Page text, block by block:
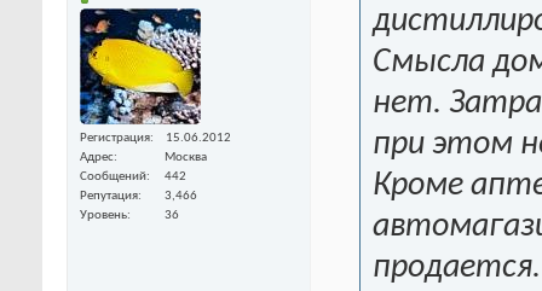
Регистрация
15.06.2012
Адрес
Москва
Сообщений
442
Репутация
3,466
Уровень
36
Смысла
нет.
при этом
Кроме